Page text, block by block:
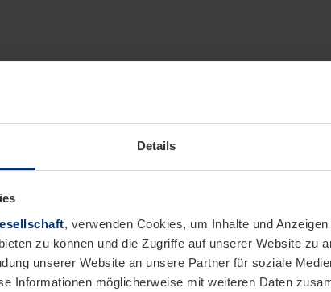
Details
, verwenden Cookies, um Inhalte und
zu können und die Zugriffe auf unserer Website zu
unserer Website an unsere Partner für soziale
Informationen möglicherweise mit weiteren Daten